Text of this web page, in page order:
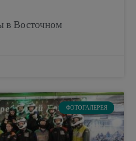
в Восточном
ФОТОГАЛЕРЕЯ